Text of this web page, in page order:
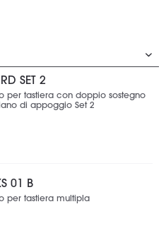
SET 2
per tastiera con doppio sostegno
di appoggio Set 2
01 B
per tastiera multipla